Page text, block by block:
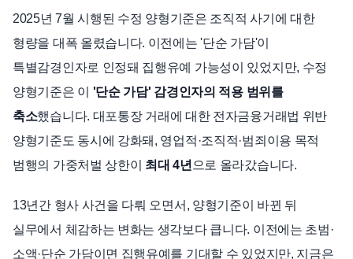
2025년 7월 시행된 수정 양형기준은 조직적 사기에 대한
형량을 대폭 올렸습니다. 이전에는 '단순 가담'이
특별감경인자로 인정돼 집행유예 가능성이 있었지만, 수정
양형기준은 이 '단순 가담' 감경인자의 적용 범위를
축소했습니다. 대포통장 거래에 대한 전자금융거래법 위반
양형기준도 동시에 강화돼, 영업적·조직적·범죄이용 목적
범행의 가중처벌 상한이 최대 4년 으로 올라갔습니다.
13년간 형사 사건을 다뤄 오면서, 양형기준이 바뀐 뒤
실무에서 체감하는 변화는 생각보다 큽니다. 이전에는 초범·
소액·단순 가담이면 집행유예를 기대할 수 있었지만, 지금은